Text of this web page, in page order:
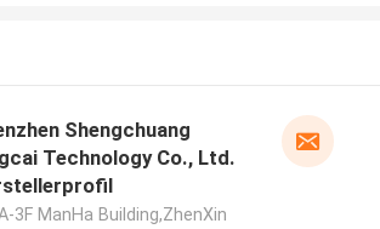
Shengchuang
Technology Co., Ltd.
3F ManHa Building,ZhenXin